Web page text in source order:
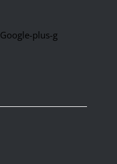
Google-plus-g